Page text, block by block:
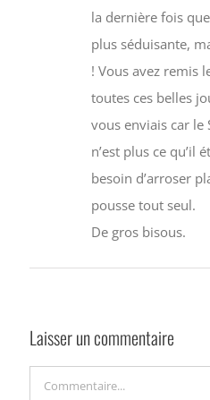
la dernière fois
plus séduisante,
! Vous avez remis
toutes ces belles
vous enviais car le
n’est plus ce qu’il
besoin d’arroser
pousse tout seul.
De gros bisous.
Laisser un commentaire
Commentaire